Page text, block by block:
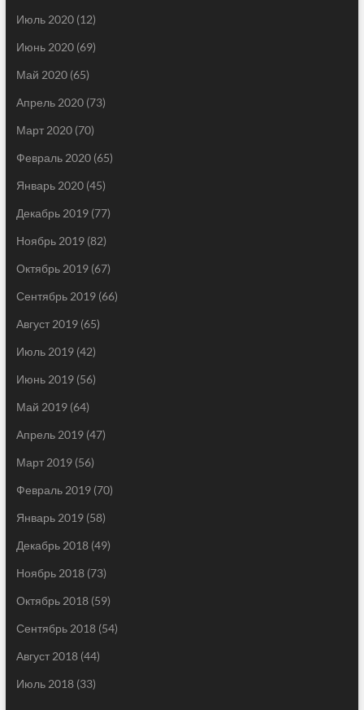
Июль 2020(12)
Июнь 2020(69)
Май 2020(65)
Апрель 2020(73)
Март 2020(70)
Февраль 2020(65)
Январь 2020(45)
Декабрь 2019(77)
Ноябрь 2019(82)
Октябрь 2019(67)
Сентябрь 2019(66)
Август 2019(65)
Июль 2019(42)
Июнь 2019(56)
Май 2019(64)
Апрель 2019(47)
Март 2019(56)
Февраль 2019(70)
Январь 2019(58)
Декабрь 2018(49)
Ноябрь 2018(73)
Октябрь 2018(59)
Сентябрь 2018(54)
Август 2018(44)
Июль 2018(33)